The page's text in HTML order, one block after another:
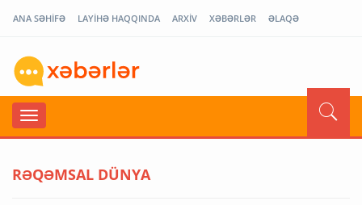
ANA SƏHİFƏ LAYİHƏ HAQQINDA ARXİV XƏBƏRLƏR ƏLAQƏ
RƏQƏMSAL DÜNYA